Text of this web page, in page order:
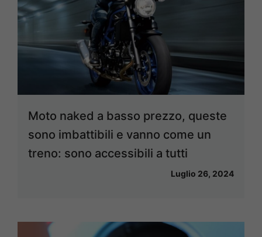
Moto naked a basso prezzo, queste
sono imbattibili e vanno come un
treno: sono accessibili a tutti
Luglio 26, 2024